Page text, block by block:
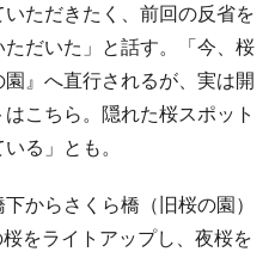
ただきたく、前回の反省を
だいた」と話す。「今、桜
』へ直行されるが、実は開
こちら。隠れた桜スポット
る」とも。
からさくら橋（旧桜の園）
をライトアップし、夜桜を